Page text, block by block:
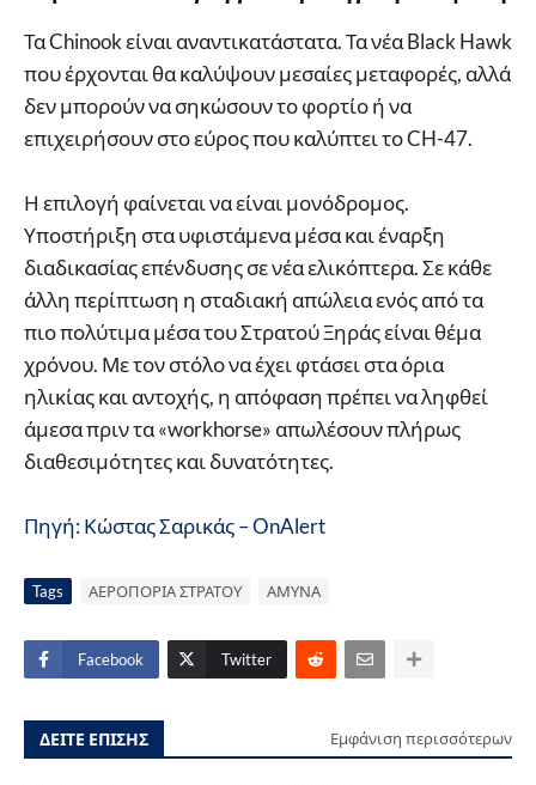
Τα Chinook είναι αναντικατάστατα. Τα νέα Black Hawk
που έρχονται θα καλύψουν μεσαίες μεταφορές, αλλά
δεν μπορούν να σηκώσουν το φορτίο ή να
επιχειρήσουν στο εύρος που καλύπτει το CH-47.
Η επιλογή φαίνεται να είναι μονόδρομος.
Υποστήριξη στα υφιστάμενα μέσα και έναρξη
διαδικασίας επένδυσης σε νέα ελικόπτερα. Σε κάθε
άλλη περίπτωση η σταδιακή απώλεια ενός από τα
πιο πολύτιμα μέσα του Στρατού Ξηράς είναι θέμα
χρόνου. Με τον στόλο να έχει φτάσει στα όρια
ηλικίας και αντοχής, η απόφαση πρέπει να ληφθεί
άμεσα πριν τα «workhorse» απωλέσουν πλήρως
διαθεσιμότητες και δυνατότητες.
Πηγή: Κώστας Σαρικάς – OnAlert
Tags ΑΕΡΟΠΟΡΙΑ ΣΤΡΑΤΟΥ ΑΜΥΝΑ
Facebook Twitter
ΔΕΙΤΕ ΕΠΙΣΗΣ Εμφάνιση περισσότερων